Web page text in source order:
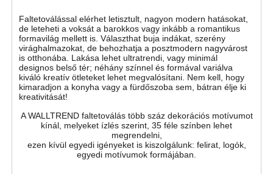
Faltetoválással elérhet letisztult, nagyon modern hatásokat,
de leteheti a voksát a barokkos vagy inkább a romantikus
formavilág mellett is. Választhat buja indákat, szerény
virághalmazokat, de behozhatja a posztmodern nagyvárost
is otthonába. Lakása lehet ultratrendi, vagy minimál
designos belső tér; néhány színnel és formával variálva
kiváló kreatív ötleteket lehet megvalósítani. Nem kell, hogy
kimaradjon a konyha vagy a fürdőszoba sem, bátran élje ki
kreativitását!
A WALLTREND faltetoválás több száz dekorációs motívumot
kínál, melyeket ízlés szerint, 35 féle színben lehet
megrendelni,
ezen kívül egyedi igényeket is kiszolgálunk: felirat, logók,
egyedi motívumok formájában.